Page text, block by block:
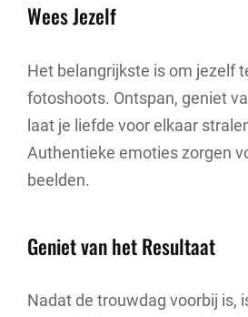
Wees Jezelf
Het belangrijkste is om jezelf
fotoshoots. Ontspan, geniet
laat je liefde voor elkaar
Authentieke emoties zorgen
beelden.
Geniet van het Resultaat
Nadat de trouwdag voorbij is,